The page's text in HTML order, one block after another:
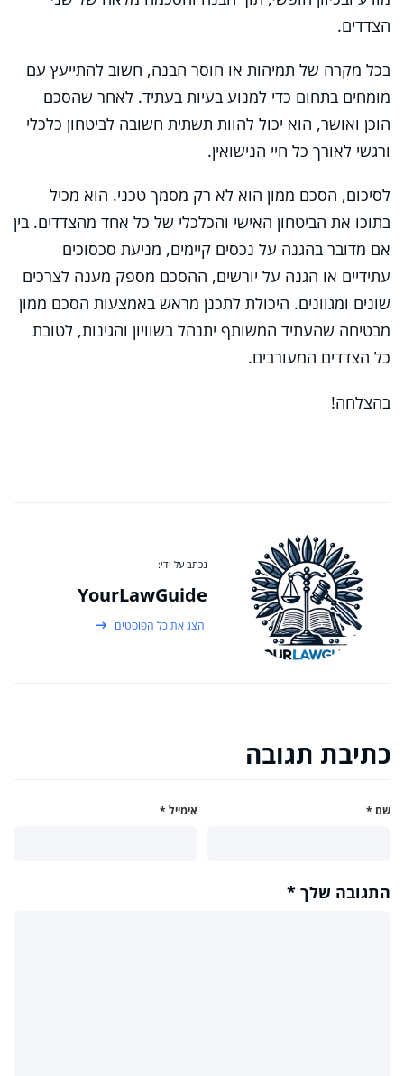
הצדדים.
בכל מקרה של תמיהות או חוסר הבנה, חשוב להתייעץ עם
מומחים בתחום כדי למנוע בעיות בעתיד. לאחר שהסכם
הוכן ואושר, הוא יכול להוות תשתית חשובה לביטחון כלכלי
ורגשי לאורך כל חיי הנישואין.
לסיכום, הסכם ממון הוא לא רק מסמך טכני. הוא מכיל
בתוכו את הביטחון האישי והכלכלי של כל אחד מהצדדים. בין
אם מדובר בהגנה על נכסים קיימים, מניעת סכסוכים
עתידיים או הגנה על יורשים, ההסכם מספק מענה לצרכים
שונים ומגוונים. היכולת לתכנן מראש באמצעות הסכם ממון
מבטיחה שהעתיד המשותף יתנהל בשוויון והגינות, לטובת
כל הצדדים המעורבים.
בהצלחה!
נכתב על ידי:
YourLawGuide
הצג את כל הפוסטים
כתיבת תגובה
שם * אימייל *
התגובה שלך *